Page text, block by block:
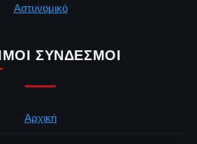
Αστυνομικό
ΣΎΝΔΕΣΜΟΙ
Αρχική